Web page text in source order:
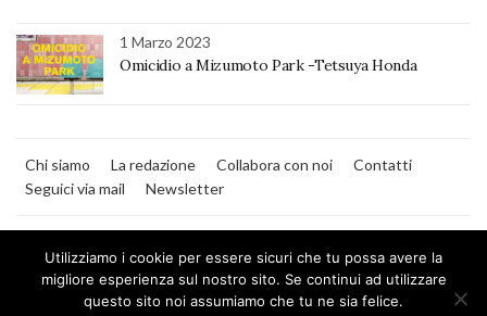
1 Marzo 2023
Omicidio a Mizumoto Park -Tetsuya Honda
Chi siamo La redazione Collabora con noi
Contatti
Seguici via mail
Newsletter
Utilizziamo i cookie per essere sicuri che tu possa avere la
migliore esperienza sul nostro sito. Se continui ad utilizzare
questo sito noi assumiamo che tu ne sia felice.